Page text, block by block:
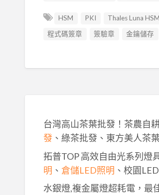
HSM PKI Thales Luna HSM
程式碼簽章
簽驗章 金鑰儲存
台灣高山茶葉批發！茶農自
發、綠茶批發、東方美人茶
拓普TOP 高效自由光系列燈
明 、 倉儲LED照明 、校園
水銀燈,複金屬燈超耗電，最